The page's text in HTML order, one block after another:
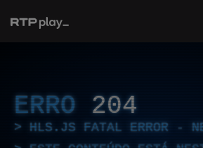
ERRO 204
HLS.JS FATAL ERROR -